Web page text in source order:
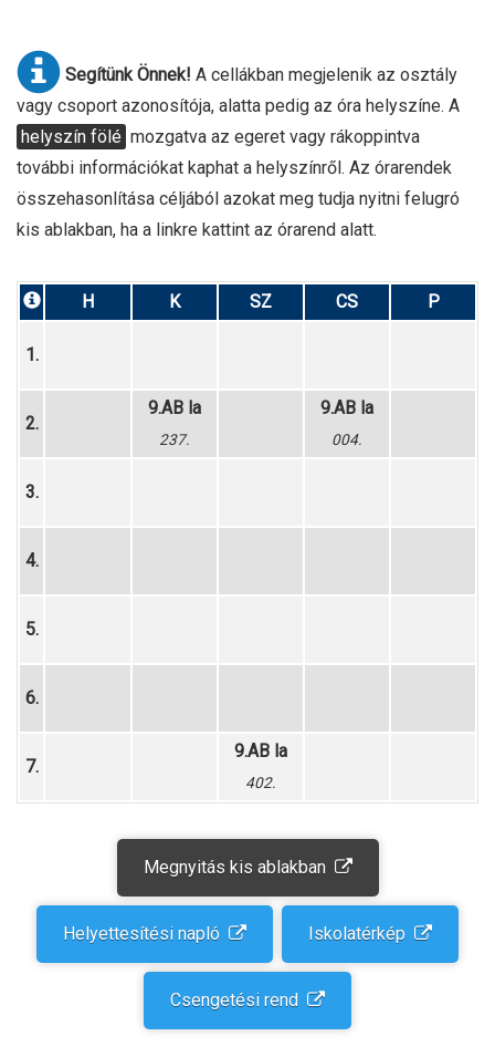
Segítünk Önnek! A cellákban megjelenik az osztály
vagy csoport azonosítója, alatta pedig az óra helyszíne. A
helyszín fölé mozgatva az egeret vagy rákoppintva
további információkat kaphat a helyszínről. Az órarendek
összehasonlítása céljából azokat meg tudja nyitni felugró
kis ablakban, ha a linkre kattint az órarend alatt.
H K SZ CS P
1.
2.
9.AB la
237.
9.AB la
004.
3.
4.
5.
6.
7.
9.AB la
402.
Megnyitás kis ablakban
Helyettesítési napló Iskolatérkép
Csengetési rend